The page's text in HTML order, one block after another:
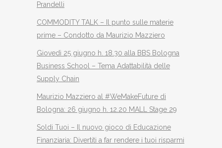
Prandelli
COMMODITY TALK – Il punto sulle materie
prime – Condotto da Maurizio Mazziero
Giovedì 25 giugno h. 18.30 alla BBS Bologna
Business School – Tema Adattabilità delle
Supply Chain
Maurizio Mazziero al #WeMakeFuture di
Bologna: 26 giugno h. 12.20 MALL Stage 29
Soldi Tuoi – Il nuovo gioco di Educazione
Finanziaria: Divertiti a far rendere i tuoi risparmi